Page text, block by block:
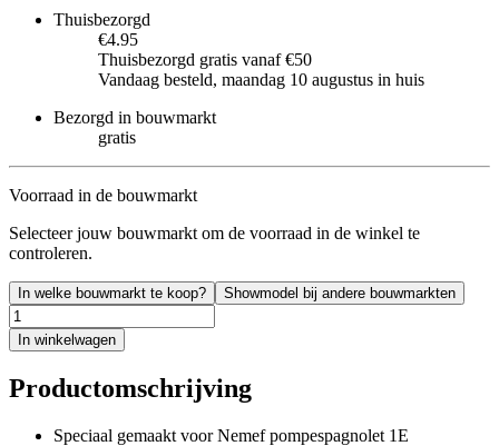
Thuisbezorgd
€4.95
Thuisbezorgd gratis vanaf €50
Vandaag besteld, maandag 10 augustus in huis
Bezorgd in bouwmarkt
gratis
Voorraad in de bouwmarkt
Selecteer jouw bouwmarkt om de voorraad in de winkel te
controleren.
In welke bouwmarkt te koop? Showmodel bij andere bouwmarkten
In winkelwagen
Productomschrijving
Speciaal gemaakt voor Nemef pompespagnolet 1E